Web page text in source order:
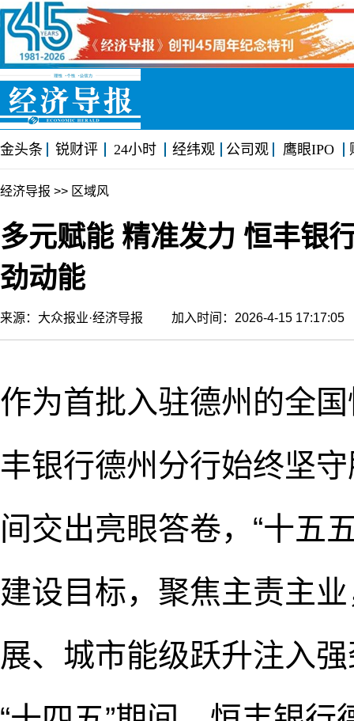
金头条 锐财评 24小时 经纬观 公司观 鹰眼IPO
经济导报 >> 区域风
多元赋能 精准发力 恒丰银
劲动能
来源：大众报业·经济导报 加入时间：2026-4-15
作为首批入驻德州的全
丰银行德州分行始终坚
间交出亮眼答卷，“十五
建设目标，聚焦主责主
展、城市能级跃升注入